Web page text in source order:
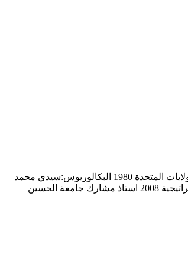
أ.د.احمد سليم البرصان استاذ كلية االقتصاد والعلوم اإلدارية حاصل على 1993 الدكتوراة: جامعة درم –بريطانيا 1985 الماجستير: جامعة جنوب كاليفورنبا –الولايات المتحدة 1980 البكالوريوس:سيدي محمد
بن عبداهلل فاس المغرب خبرة التدريس الجامعي بعد الحصول على أعلى درجة علمية 2016 استاذ جامعة الحسين بن طلال / قسم الاعلام والدراسات الاستراتيجية 2008 استاذ مشارك جامعة الحسين